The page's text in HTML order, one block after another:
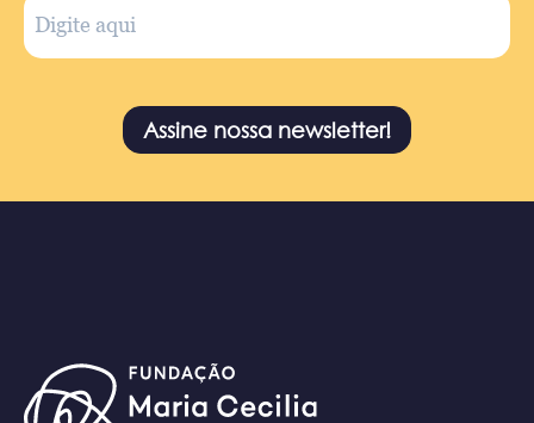
Assine nossa newsletter!